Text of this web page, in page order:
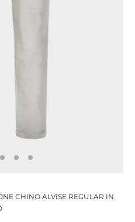
CHINO ALVISE REGULAR IN